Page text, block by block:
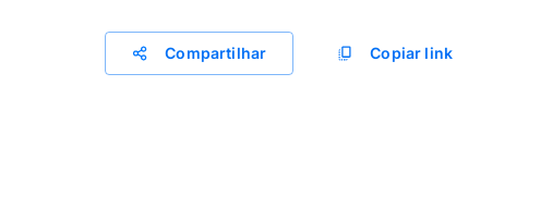
Compartilhar Copiar link